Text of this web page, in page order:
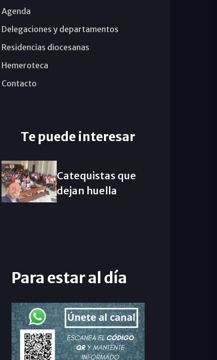
Agenda
Delegaciones y departamentos
Residencias diocesanas
Hemeroteca
Contacto
Te puede interesar
Catequistas que
dejan huella
Para estar al día